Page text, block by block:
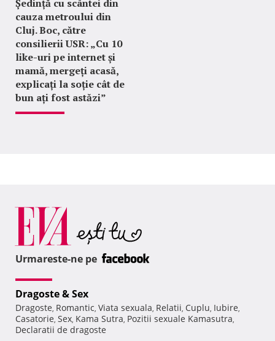
Ședință cu scântei din
cauza metroului din
Cluj. Boc, către
consilierii USR: „Cu 10
like-uri pe internet și
mamă, mergeți acasă,
explicați la soție cât de
bun ați fost astăzi”
Urmareste-ne pe
Dragoste & Sex
Dragoste, Romantic, Viata sexuala, Relatii, Cuplu, Iubire,
Casatorie, Sex, Kama Sutra, Pozitii sexuale Kamasutra,
Declaratii de dragoste